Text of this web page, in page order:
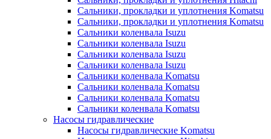
Сальники, прокладки и уплотнения Komatsu
Сальники, прокладки и уплотнения Komatsu
Сальники коленвала Isuzu
Сальники коленвала Isuzu
Сальники коленвала Isuzu
Сальники коленвала Isuzu
Сальники коленвала Komatsu
Сальники коленвала Komatsu
Сальники коленвала Komatsu
Сальники коленвала Komatsu
Насосы гидравлические
Насосы гидравлические Komatsu